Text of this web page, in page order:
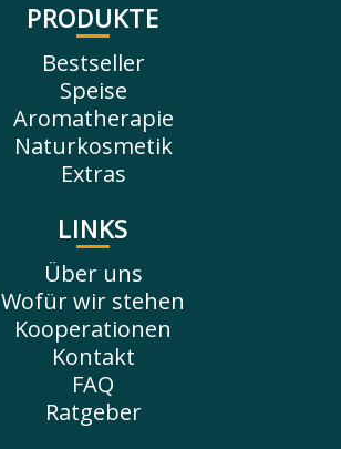
PRODUKTE
Bestseller
Speise
Aromatherapie
Naturkosmetik
Extras
LINKS
Über uns
Wofür wir stehen
Kooperationen
Kontakt
FAQ
Ratgeber